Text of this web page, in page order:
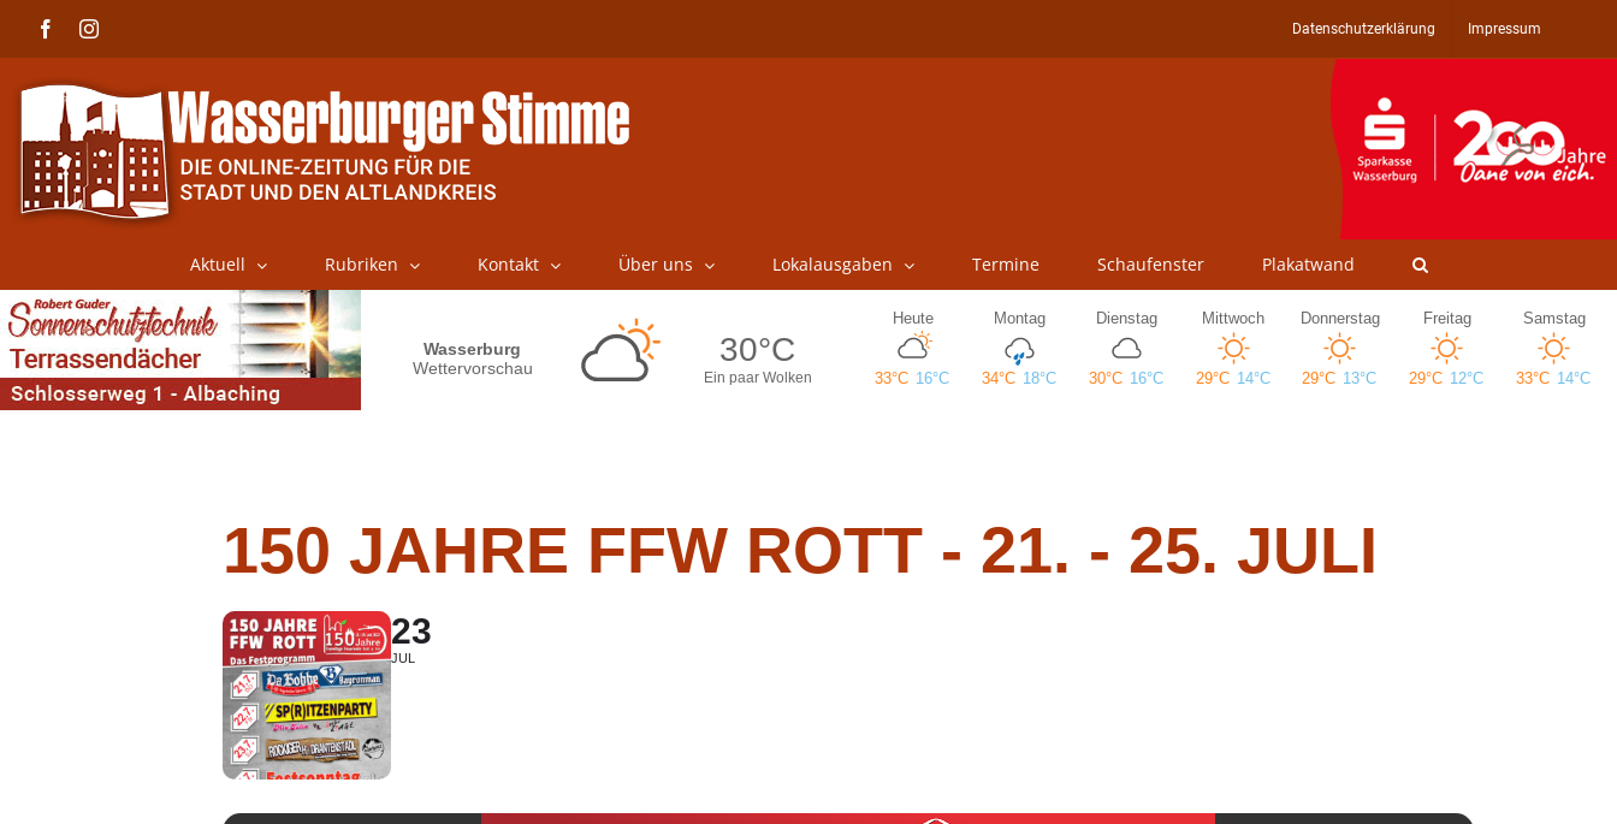
FacebookInstagram Datenschutzerklärung Impressum
Aktuell Rubriken Kontakt Über uns Lokalausgaben Termine Schaufenster Plakatwand
150 JAHRE FFW ROTT - 21. - 25. JULI
23
JUL